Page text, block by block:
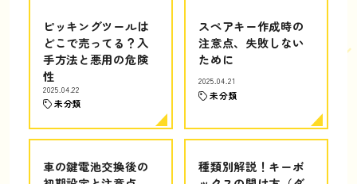
ピッキングツールは
どこで売ってる？入
手方法と悪用の危険
性
2025.04.22
未分類
スペアキー作成時の
注意点、失敗しない
ために
2025.04.21
未分類
車の鍵電池交換後の
種類別解説！キーボ